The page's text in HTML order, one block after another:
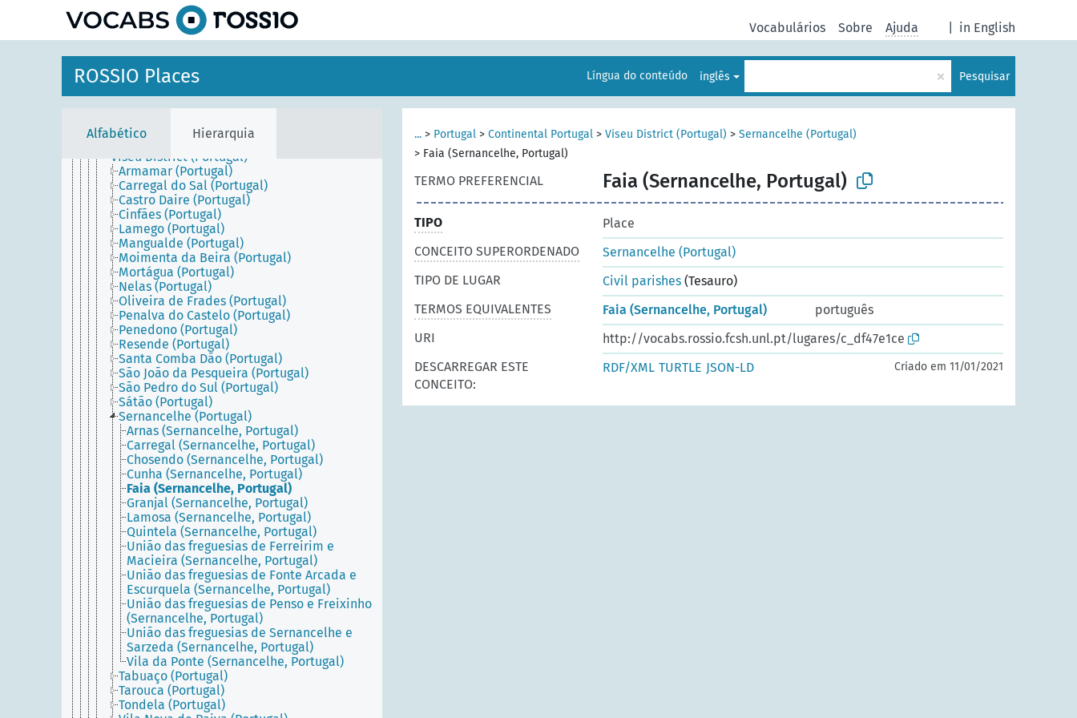
in English
Vocabulários Sobre Ajuda
ROSSIO Places Língua do conteúdo inglês × Pesquisar
Alfabético Hierarquia
Northern Portugal (Portugal)
Portalegre District (Portugal)
Porto District (Portugal)
Porto Metropolitan Area (Portugal)
Ribatejo (Portugal)
Santarém District (Portugal)
Setúbal District (Portugal)
Trás-os-Montes and Alto Douro (Portugal)
Viana do Castelo District (Portugal)
Vila Real District (Portugal)
Viseu District (Portugal)
Armamar (Portugal)
Carregal do Sal (Portugal)
Castro Daire (Portugal)
Cinfães (Portugal)
Lamego (Portugal)
Mangualde (Portugal)
Moimenta da Beira (Portugal)
Mortágua (Portugal)
Nelas (Portugal)
Oliveira de Frades (Portugal)
Penalva do Castelo (Portugal)
Penedono (Portugal)
Resende (Portugal)
Santa Comba Dão (Portugal)
São João da Pesqueira (Portugal)
São Pedro do Sul (Portugal)
Sátão (Portugal)
Sernancelhe (Portugal)
Arnas (Sernancelhe, Portugal)
Carregal (Sernancelhe, Portugal)
Chosendo (Sernancelhe, Portugal)
Cunha (Sernancelhe, Portugal)
Faia (Sernancelhe, Portugal)
Granjal (Sernancelhe, Portugal)
Lamosa (Sernancelhe, Portugal)
Quintela (Sernancelhe, Portugal)
União das freguesias de Ferreirim e
Macieira (Sernancelhe, Portugal)
União das freguesias de Fonte Arcada e
Escurquela (Sernancelhe, Portugal)
União das freguesias de Penso e Freixinho
(Sernancelhe, Portugal)
União das freguesias de Sernancelhe e
Sarzeda (Sernancelhe, Portugal)
Vila da Ponte (Sernancelhe, Portugal)
Tabuaço (Portugal)
Tarouca (Portugal)
Tondela (Portugal)
... > Portugal > Continental Portugal > Viseu District (Portugal) > Sernancelhe (Portugal)
> Faia (Sernancelhe, Portugal)
TERMO PREFERENCIAL Faia (Sernancelhe, Portugal)
TIPO
Place
CONCEITO SUPERORDENADO
Sernancelhe (Portugal)
TIPO DE LUGAR
Civil parishes (Tesauro)
TERMOS EQUIVALENTES
Faia (Sernancelhe, Portugal)
português
URI
http://vocabs.rossio.fcsh.unl.pt/lugares/c_df47e1ce
DESCARREGAR ESTE
CONCEITO:
RDF/XML TURTLE JSON-LD Criado em 11/01/2021